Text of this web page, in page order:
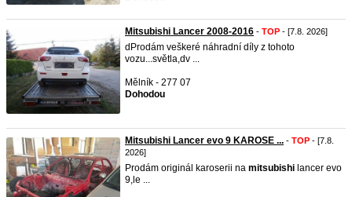
Mitsubishi Lancer 2008-2016 - TOP - [7.8. 2026]
dProdám veškeré náhradní díly z tohoto
vozu...světla,dv ...
Mělník - 277 07
Dohodou
Mitsubishi Lancer evo 9 KAROSE ... - TOP - [7.8.
2026]
Prodám originál karoserii na mitsubishi lancer evo
9,le ...